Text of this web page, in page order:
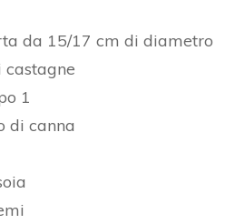
da 15/17 cm di diametro
1
di canna